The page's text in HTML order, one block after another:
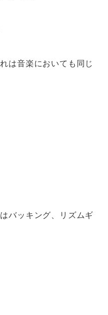
は音楽においても同じ
バッキング、リズムギ